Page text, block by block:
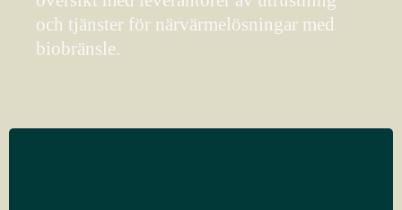
och tjänster för närvärmelösningar med
biobränsle.